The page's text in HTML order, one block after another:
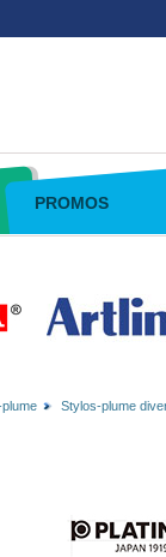
PROMOS
Stylos-plume